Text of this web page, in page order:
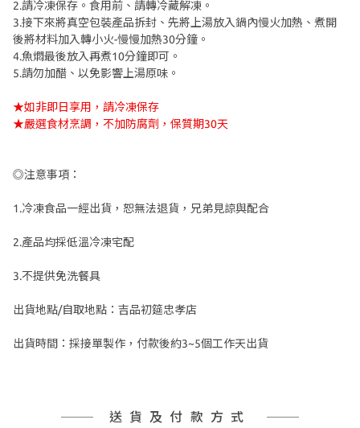
2.請冷凍保存。食用前、請轉冷藏解凍。
3.接下來將真空包裝產品拆封、先將上湯放入鍋內慢火加熱、煮開
後將材料加入轉小火-慢慢加熱30分鐘。
4.魚燜最後放入再煮10分鐘即可。
5.請勿加醋、以免影響上湯原味。
★如非即日享用，請冷凍保存
★嚴選食材烹調，不加防腐劑，保質期30天
◎注意事項：
1.冷凍食品一經出貨，恕無法退貨，兄弟見諒與配合
2.產品均採低溫冷凍宅配
3.不提供免洗餐具
出貨地點/自取地點：吉品初筵忠孝店
出貨時間：採接單製作，付款後約3~5個工作天出貨
送貨及付款方式